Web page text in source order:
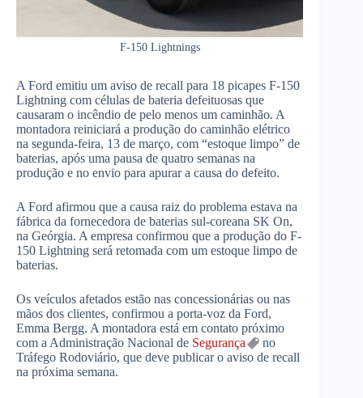
F-150 Lightnings
A Ford emitiu um aviso de recall para 18 picapes F-150
Lightning com células de bateria defeituosas que
causaram o incêndio de pelo menos um caminhão. A
montadora reiniciará a produção do caminhão elétrico
na segunda-feira, 13 de março, com “estoque limpo” de
baterias, após uma pausa de quatro semanas na
produção e no envio para apurar a causa do defeito.
A Ford afirmou que a causa raiz do problema estava na
fábrica da fornecedora de baterias sul-coreana SK On,
na Geórgia. A empresa confirmou que a produção do F-
150 Lightning será retomada com um estoque limpo de
baterias.
Os veículos afetados estão nas concessionárias ou nas
mãos dos clientes, confirmou a porta-voz da Ford,
Emma Bergg. A montadora está em contato próximo
com a Administração Nacional de Segurança
no
Tráfego Rodoviário, que deve publicar o aviso de recall
na próxima semana.